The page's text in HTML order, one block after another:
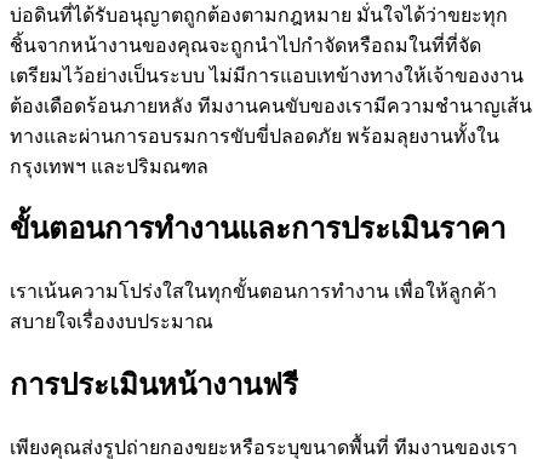
บ่อดินที่ได้รับอนุญาตถูกต้องตามกฎหมาย มั่นใจได้ว่าขยะทุก
ชิ้นจากหน้างานของคุณจะถูกนำไปกำจัดหรือถมในที่ที่จัด
เตรียมไว้อย่างเป็นระบบ ไม่มีการแอบเทข้างทางให้เจ้าของงาน
ต้องเดือดร้อนภายหลัง ทีมงานคนขับของเรามีความชำนาญเส้น
ทางและผ่านการอบรมการขับขี่ปลอดภัย พร้อมลุยงานทั้งใน
กรุงเทพฯ และปริมณฑล
ขั้นตอนการทำงานและการประเมินราคา
เราเน้นความโปร่งใสในทุกขั้นตอนการทำงาน เพื่อให้ลูกค้า
สบายใจเรื่องงบประมาณ
การประเมินหน้างานฟรี
เพียงคุณส่งรูปถ่ายกองขยะหรือระบุขนาดพื้นที่ ทีมงานของเรา